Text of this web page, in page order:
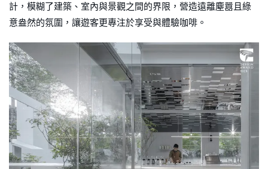
計，模糊了建築、室內與景觀之間的界限，營造遠離塵囂且綠
意盎然的氛圍，讓遊客更專注於享受與體驗咖啡。